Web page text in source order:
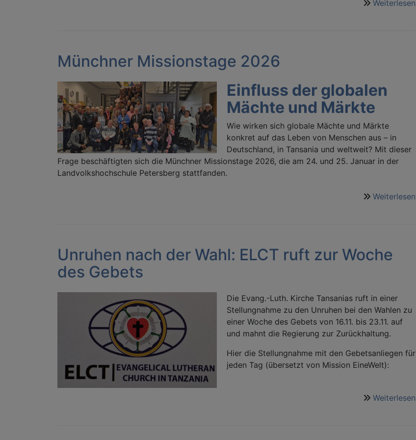
Weiterlesen
Münchner Missionstage 2026
Einfluss der globalen
Mächte und Märkte
Wie wirken sich globale Mächte und Märkte
konkret auf das Leben von Menschen aus – in
Deutschland, in Tansania und weltweit? Mit dieser
Frage beschäftigten sich die Münchner Missionstage 2026, die am 24. und 25. Januar in der
Landvolkshochschule Petersberg stattfanden.
Weiterlesen
Unruhen nach der Wahl: ELCT ruft zur Woche
des Gebets
Die Evang.-Luth. Kirche Tansanias ruft in einer
Stellungnahme zu den Unruhen bei den Wahlen zu
einer Woche des Gebets von 16.11. bis 23.11. auf
und mahnt die Regierung zur Zurückhaltung.
Hier die Stellungnahme mit den Gebetsanliegen für
jeden Tag (übersetzt von Mission EineWelt):
Weiterlesen